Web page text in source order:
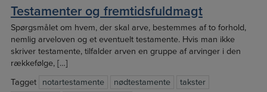
Testamenter og fremtidsfuldmagt
Spørgsmålet om hvem, der skal arve, bestemmes af to forhold,
nemlig arveloven og et eventuelt testamente. Hvis man ikke
skriver testamente, tilfalder arven en gruppe af arvinger i den
rækkefølge, […]
Tagget
notartestamente nødtestamente
takster